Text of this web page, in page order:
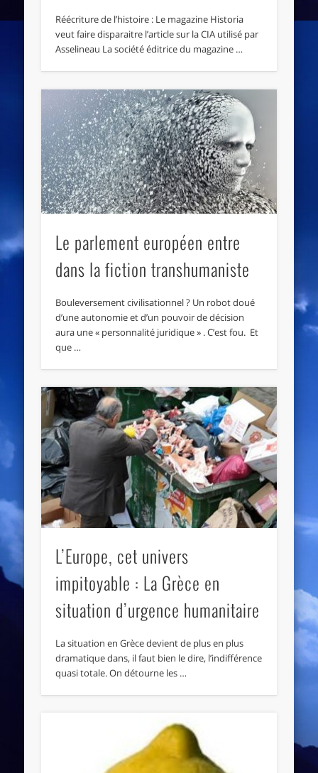
Réécriture de l’histoire : Le magazine Historia
veut faire disparaitre l’article sur la CIA utilisé par
Asselineau La société éditrice du magazine …
Le parlement européen entre
dans la fiction transhumaniste
Bouleversement civilisationnel ? Un robot doué
d’une autonomie et d’un pouvoir de décision
aura une « personnalité juridique » . C’est fou. Et
que …
L’Europe, cet univers
impitoyable : La Grèce en
situation d’urgence humanitaire
La situation en Grèce devient de plus en plus
dramatique dans, il faut bien le dire, l’indifférence
quasi totale. On détourne les …